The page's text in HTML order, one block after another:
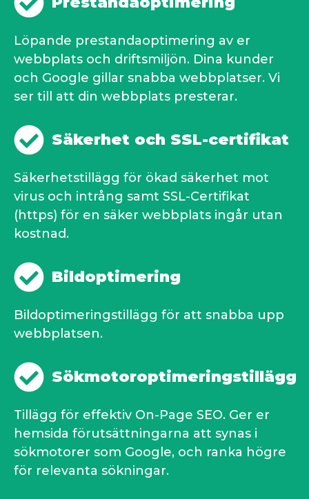
Löpande prestandaoptimering av er
webbplats och driftsmiljön. Dina kunder
och Google gillar snabba webbplatser. Vi
ser till att din webbplats presterar.
Säkerhet och SSL-certifikat
Säkerhetstillägg för ökad säkerhet mot
virus och intrång samt SSL-Certifikat
(https) för en säker webbplats ingår utan
kostnad.
Bildoptimering
Bildoptimeringstillägg för att snabba upp
webbplatsen.
Sökmotoroptimeringstillägg
Tillägg för effektiv On-Page SEO. Ger er
hemsida förutsättningarna att synas i
sökmotorer som Google, och ranka högre
för relevanta sökningar.